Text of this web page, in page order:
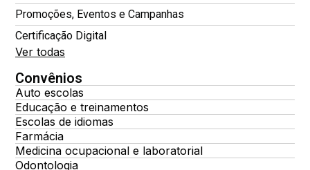
Promoções, Eventos e Campanhas
Certificação Digital
Ver todas
Convênios
Auto escolas
Educação e treinamentos
Escolas de idiomas
Farmácia
Medicina ocupacional e laboratorial
Odontologia